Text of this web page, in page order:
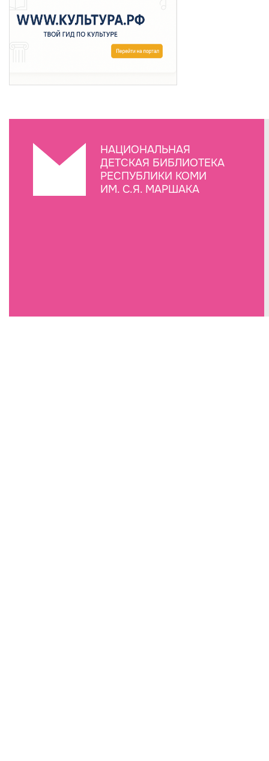
НАЦИОНАЛЬНАЯ
ДЕТСКАЯ БИБЛИОТЕКА
РЕСПУБЛИКИ КОМИ
ИМ. С.Я. МАРШАКА